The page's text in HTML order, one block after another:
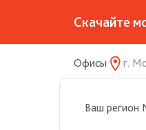
Скачайте
Офисы г.
Ваш регион